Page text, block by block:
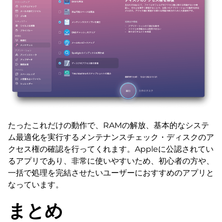
たったこれだけの動作で、RAMの解放、基本的なシステ
ム最適化を実行するメンテナンスチェック・ディスクのア
クセス権の確認を行ってくれます。Appleに公認されてい
るアプリであり、非常に使いやすいため、初心者の方や、
一括で処理を完結させたいユーザーにおすすめのアプリと
なっています。
まとめ